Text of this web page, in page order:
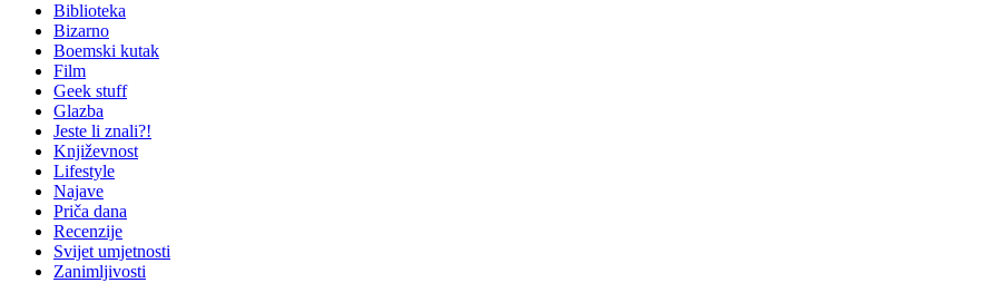
Biblioteka
Bizarno
Boemski kutak
Film
Geek stuff
Glazba
Jeste li znali?!
Književnost
Lifestyle
Najave
Priča dana
Recenzije
Svijet umjetnosti
Zanimljivosti